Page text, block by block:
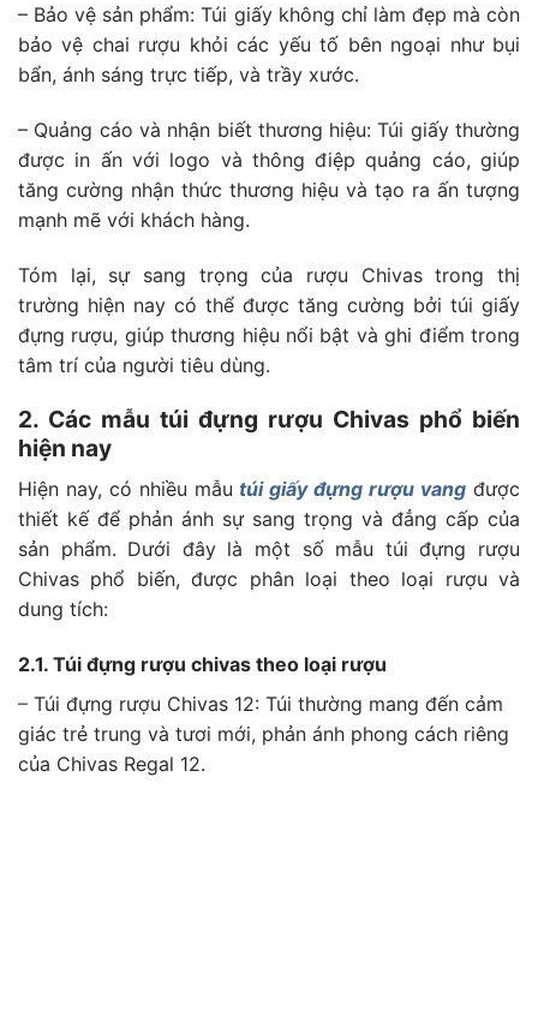
– Bảo vệ sản phẩm: Túi giấy không chỉ làm đẹp mà còn
bảo vệ chai rượu khỏi các yếu tố bên ngoại như bụi
bẩn, ánh sáng trực tiếp, và trầy xước.
– Quảng cáo và nhận biết thương hiệu: Túi giấy thường
được in ấn với logo và thông điệp quảng cáo, giúp
tăng cường nhận thức thương hiệu và tạo ra ấn tượng
mạnh mẽ với khách hàng.
Tóm lại, sự sang trọng của rượu Chivas trong thị
trường hiện nay có thể được tăng cường bởi túi giấy
đựng rượu, giúp thương hiệu nổi bật và ghi điểm trong
tâm trí của người tiêu dùng.
2. Các mẫu túi đựng rượu Chivas phổ biến
hiện nay
Hiện nay, có nhiều mẫu túi giấy đựng rượu vang được
thiết kế để phản ánh sự sang trọng và đẳng cấp của
sản phẩm. Dưới đây là một số mẫu túi đựng rượu
Chivas phổ biến, được phân loại theo loại rượu và
dung tích:
2.1. Túi đựng rượu chivas theo loại rượu
– Túi đựng rượu Chivas 12: Túi thường mang đến cảm
giác trẻ trung và tươi mới, phản ánh phong cách riêng
của Chivas Regal 12.